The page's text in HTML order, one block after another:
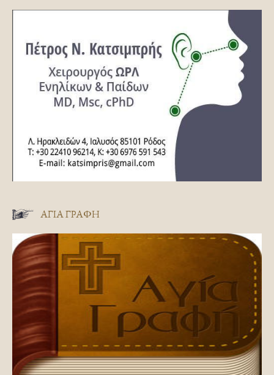
ΑΓΊΑ ΓΡΑΦΉ